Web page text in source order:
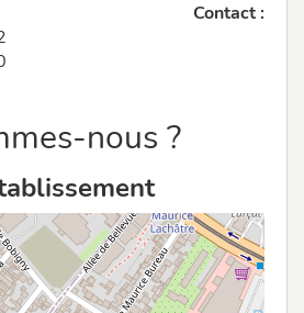
Contact :
nous ?